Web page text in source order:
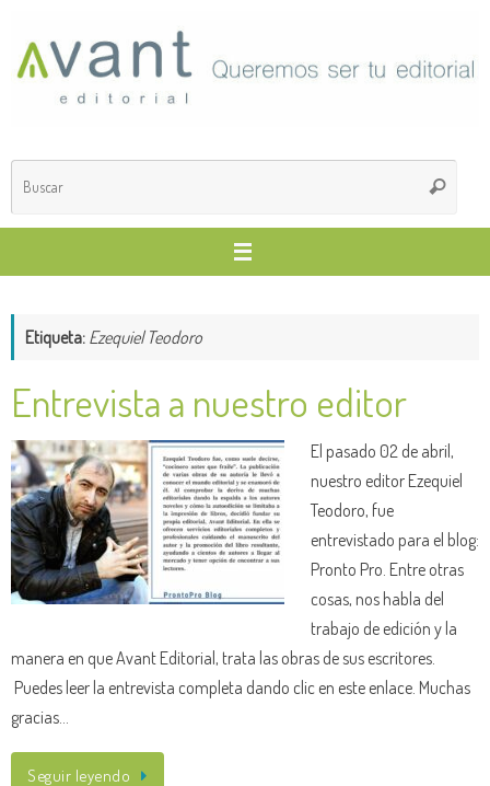
contenido
Buscar
Etiqueta:Ezequiel Teodoro
Entrevista a nuestro editor
El pasado 02 de abril,
nuestro editor Ezequiel
Teodoro, fue
entrevistado para el blog:
Pronto Pro. Entre otras
cosas, nos habla del
trabajo de edición y la
manera en que Avant Editorial, trata las obras de sus escritores.
Puedes leer la entrevista completa dando clic en este enlace. Muchas
gracias…
Seguir leyendo